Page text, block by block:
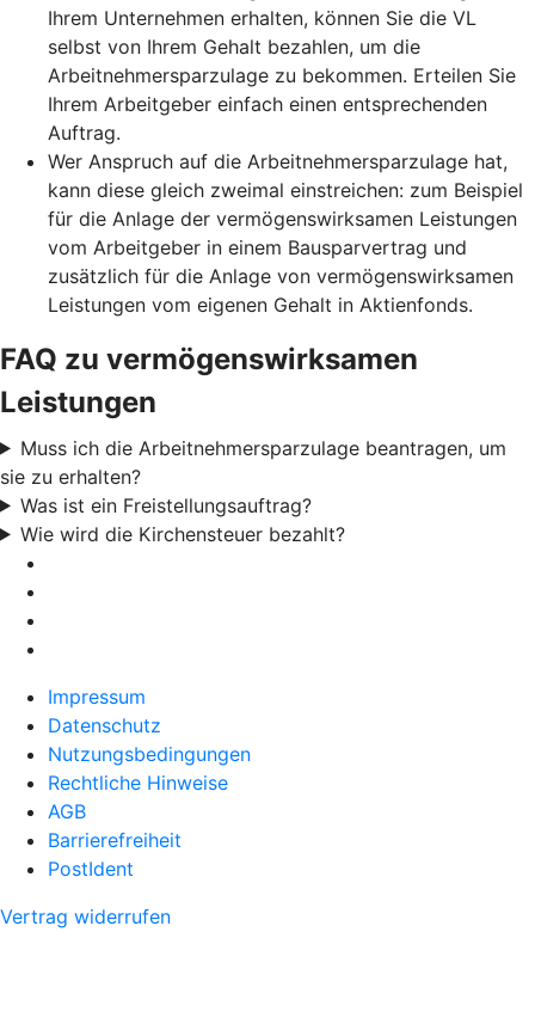
Ihrem Unternehmen erhalten, können Sie die VL
selbst von Ihrem Gehalt bezahlen, um die
Arbeitnehmersparzulage zu bekommen. Erteilen Sie
Ihrem Arbeitgeber einfach einen entsprechenden
Auftrag.
Wer Anspruch auf die Arbeitnehmersparzulage hat,
kann diese gleich zweimal einstreichen: zum Beispiel
für die Anlage der vermögenswirksamen Leistungen
vom Arbeitgeber in einem Bausparvertrag und
zusätzlich für die Anlage von vermögenswirksamen
Leistungen vom eigenen Gehalt in Aktienfonds.
FAQ zu vermögenswirksamen
Leistungen
Muss ich die Arbeitnehmersparzulage beantragen, um
sie zu erhalten?
Was ist ein Freistellungsauftrag?
Wie wird die Kirchensteuer bezahlt?
Impressum
Datenschutz
Nutzungsbedingungen
Rechtliche Hinweise
AGB
Barrierefreiheit
PostIdent
Vertrag widerrufen